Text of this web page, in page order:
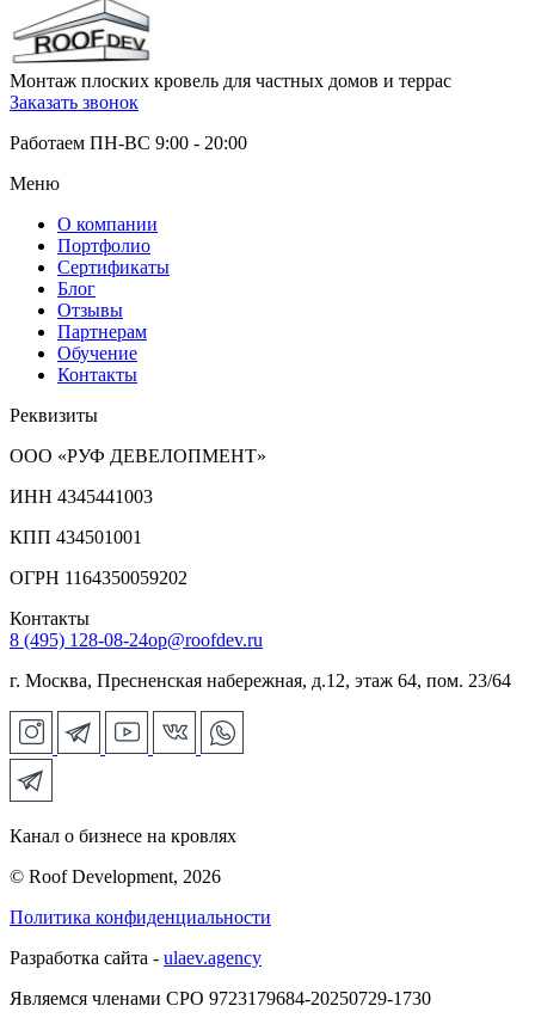
Монтаж плоских кровель для частных домов и террас
Заказать звонок
Работаем ПН-ВС 9:00 - 20:00
Меню
О компании
Портфолио
Сертификаты
Блог
Отзывы
Партнерам
Обучение
Контакты
Реквизиты
ООО «РУФ ДЕВЕЛОПМЕНТ»
ИНН 4345441003
КПП 434501001
ОГРН 1164350059202
Контакты
8 (495) 128-08-24op@roofdev.ru
г. Москва, Пресненская набережная, д.12, этаж 64, пом. 23/64
Канал о бизнесе на кровлях
© Roof Development, 2026
Политика конфиденциальности
Разработка сайта - ulaev.agency
Являемся членами СРО 9723179684-20250729-1730